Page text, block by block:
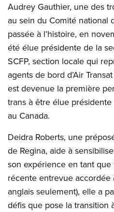
Audrey Gauthier, une des
au sein du Comité national
passée à l’histoire, en
été élue présidente de la
SCFP, section locale qui
agents de bord d’Air
est devenue la première
trans à être élue
au Canada.
Deidra Roberts, une
de Regina, aide à
son expérience en tant
récente entrevue accordée
anglais seulement), elle a
défis que pose la transition